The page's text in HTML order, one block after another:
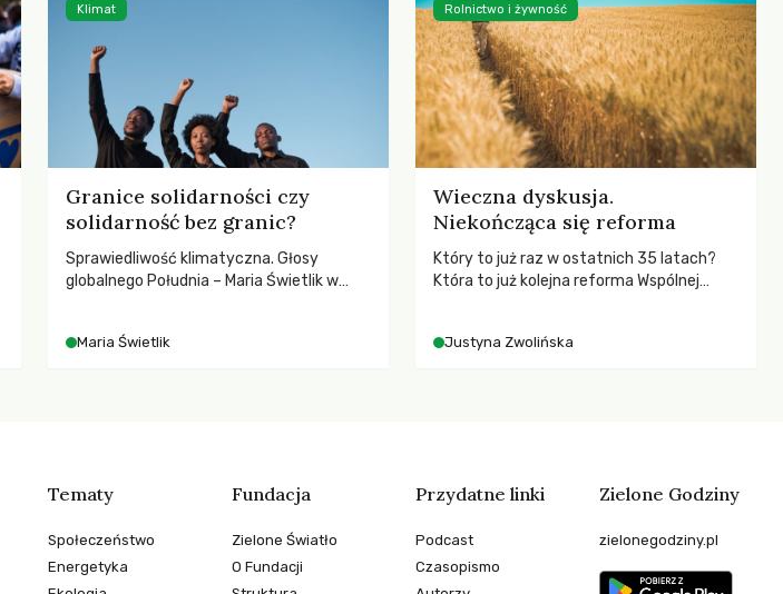
Granice solidarności czy
solidarność bez granic?
Sprawiedliwość klimatyczna. Głosy
globalnego Południa – Maria Świetlik w
Maria Świetlik
Klimat
Wieczna dyskusja.
Niekończąca się reforma
Który to już raz w ostatnich 35 latach?
Która to już kolejna reforma Wspólnej
społeczne?
Justyna Zwolińska
Rolnictwo i żywność
Tematy
Społeczeństwo
Energetyka
Fundacja
Zielone Światło
O Fundacji
Przydatne linki
Podcast
Czasopismo
Zielone Godziny
zielonegodziny.pl